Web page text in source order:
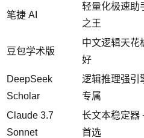
笔捷 AI
轻量化极速助
之王
豆包学术版
中文逻辑天花
好
DeepSeek
Scholar
逻辑推理强引
专属
Claude 3.7
Sonnet
长文本稳定器
首选